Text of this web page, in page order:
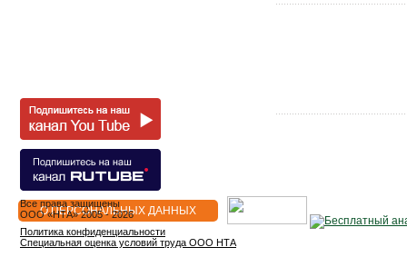
О ПЕРСОНАЛЬНЫХ ДАННЫХ
Все права защищены
OOO «НТА» 2005 - 2026
Политика конфиденциальности
Специальная оценка условий труда ООО НТА